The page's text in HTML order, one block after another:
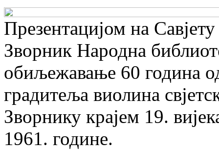
Презентацијом на
Зворник Народна
обиљежавање 60 година
градитеља виолина
Зворнику крајем 19.
1961. године.